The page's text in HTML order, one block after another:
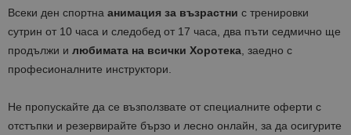
Всеки ден спортна анимация за възрастни с тренировки
сутрин от 10 часа и следобед от 17 часа, два пъти седмично ще
продължи и любимата на всички Хоротека, заедно с
професионалните инструктори.
Не пропускайте да се възползвате от специалните оферти с
отстъпки и резервирайте бързо и лесно онлайн, за да осигурите